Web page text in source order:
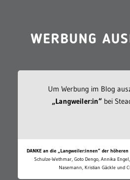
WERBUNG
Um Werbung im Blog
„Langweiler:in“bei
DANKE an die „Langweiler:innen“ der höheren
Schulze-Wethmar, Goto Dengo, Annika
Nasemann, Kristian Gäckle und